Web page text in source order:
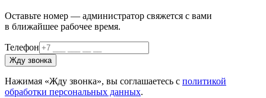
Оставьте номер — администратор свяжется с вами
в ближайшее рабочее время.
Телефон
Жду звонка
Нажимая «Жду звонка», вы соглашаетесь с политикой
обработки персональных данных.